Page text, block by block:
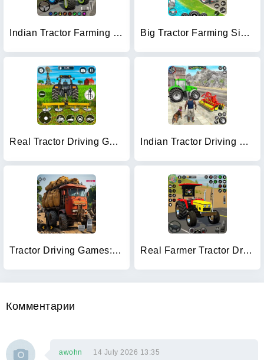
Indian Tractor Farming Games Big Tractor Farming Simulator
Real Tractor Driving Games Indian Tractor Driving Game 3D
Tractor Driving Games: Farming Real Farmer Tractor Drive Game
Комментарии
awohn 14 July 2026 13:35